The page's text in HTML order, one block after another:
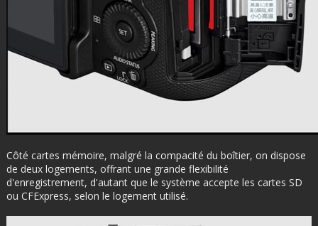
Côté cartes mémoire, malgré la compacité du boîtier, on dispose
de deux logements, offrant une grande flexibilité
d'enregistrement, d'autant que le système accepte les cartes SD
ou CFExpress, selon le logement utilisé.